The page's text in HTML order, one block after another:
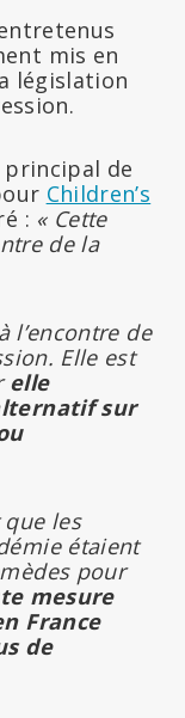
mis en
législation
principal de
Children’s
: « Cette
de la
l’encontre de
Elle est
elle
sur
les
étaient
pour
mesure
France
de